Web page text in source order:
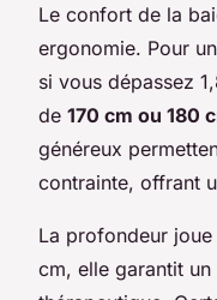
Le confort de la
ergonomie. Pour
si vous dépassez
de 170 cm ou 180
généreux
contrainte, offrant
La profondeur
cm, elle garantit